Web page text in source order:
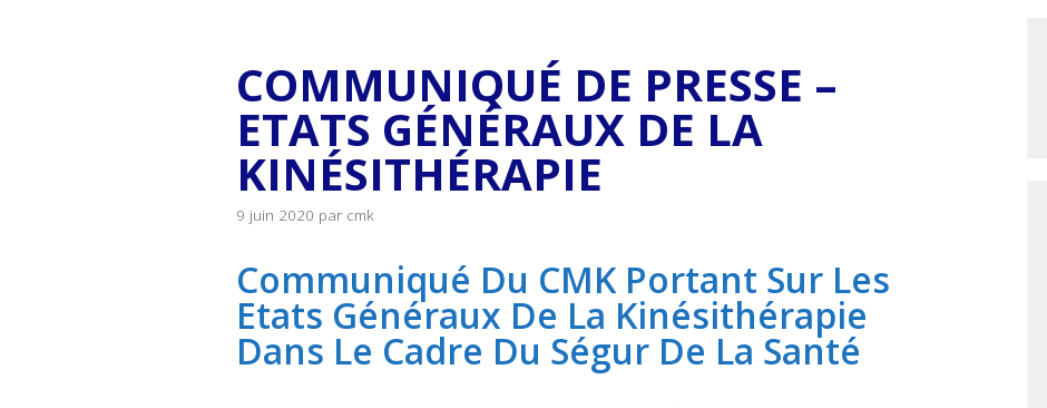
COMMUNIQUÉ DE PRESSE –
ETATS GÉNÉRAUX DE LA
KINÉSITHÉRAPIE
9 juin 2020 par cmk
Communiqué Du CMK Portant Sur Les
Etats Généraux De La Kinésithérapie
Dans Le Cadre Du Ségur De La Santé